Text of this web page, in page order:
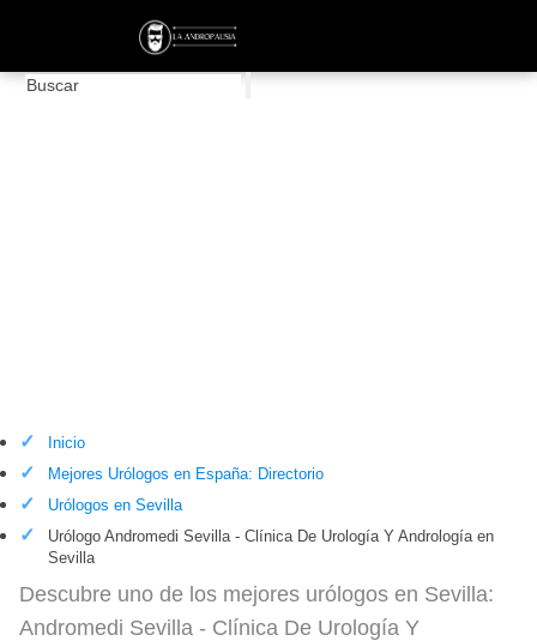
Urólogo Andromedi Sevilla - Clínica De
Inicio
Mejores Urólogos en España: Directorio
Urólogos en Sevilla
Urólogo Andromedi Sevilla - Clínica De Urología Y Andrología en
Sevilla
Descubre uno de los mejores urólogos en Sevilla:
Andromedi Sevilla - Clínica De Urología Y